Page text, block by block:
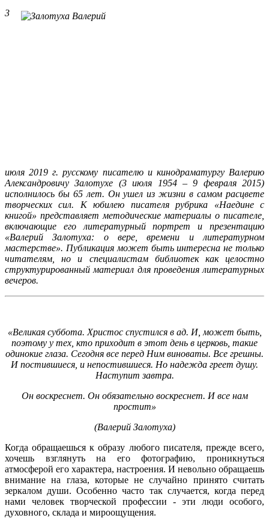
3
июля 2019 г. русскому писателю и кинодраматургу Валерию
Александровичу Залотухе (3 июля 1954 – 9 февраля 2015)
исполнилось бы 65 лет. Он ушел из жизни в самом расцвете
творческих сил. К юбилею писателя рубрика «Наедине с
книгой» представляет методические материалы о писателе,
включающие его литературный портрет и презентацию
«Валерий Залотуха: о вере, времени и литературном
мастерстве». Публикация может быть интересна не только
читателям, но и специалистам библиотек как целостно
структурированный материал для проведения литературных
вечеров.
«Великая суббота. Христос спустился в ад. И, может быть,
поэтому у тех, кто приходит в этот день в церковь, такие
одинокие глаза. Сегодня все перед Ним виноваты. Все грешны.
И постившиеся, и непостившиеся. Но надежда греет душу.
Наступит завтра.
Он воскреснет. Он обязательно воскреснет. И все нам
простит»
(Валерий Залотуха)
Когда обращаешься к образу любого писателя, прежде всего,
хочешь взглянуть на его фотографию, проникнуться
атмосферой его характера, настроения. И невольно обращаешь
внимание на глаза, которые не случайно принято считать
зеркалом души. Особенно часто так случается, когда перед
нами человек творческой профессии - эти люди особого,
духовного, склада и мироощущения.